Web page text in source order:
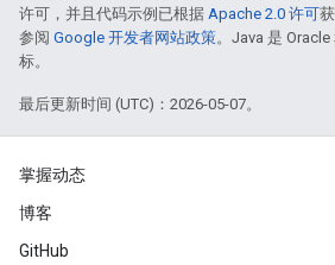
许可，并且代码示例已根据 Apache 2.0 许可
参阅 Google 开发者网站政策。Java 是
标。
最后更新时间 (UTC)：2026-05-07。
掌握动态
博客
GitHub